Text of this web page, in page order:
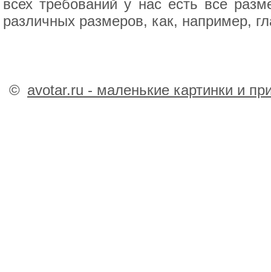
всех требований у нас есть все
различных размеров, как, например,
© avotar.ru - маленькие картинки и